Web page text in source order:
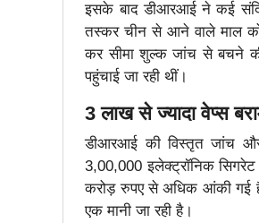
इसके बाद डीआरआई ने कई
तस्कर चीन से आने वाले माल को
कर सीमा शुल्क जांच से बचने
पहुंचाई जा रही थीं।
3 लाख से ज्यादा वेप्स
डीआरआई की विस्तृत जांच और
3,00,000 इलेक्ट्रॉनिक
करोड़ रुपए से अधिक आंकी गई
एक मानी जा रही है।